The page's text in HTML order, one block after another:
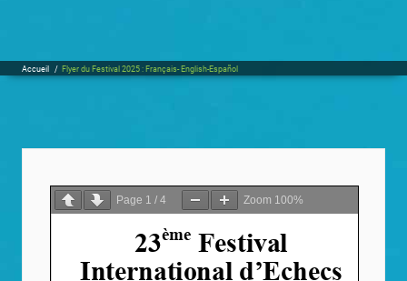
Accueil / Flyer du Festival 2025 : Français- English-Español
Page 1 / 4 Zoom 100%